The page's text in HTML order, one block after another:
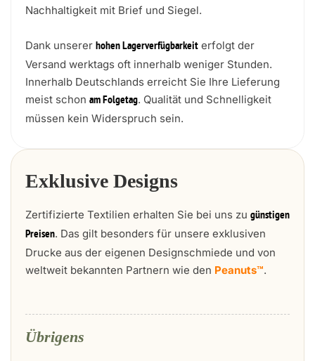
Nachhaltigkeit mit Brief und Siegel.
Dank unserer hohen Lagerverfügbarkeit erfolgt der
Versand werktags oft innerhalb weniger Stunden.
Innerhalb Deutschlands erreicht Sie Ihre Lieferung
meist schon am Folgetag. Qualität und Schnelligkeit
müssen kein Widerspruch sein.
Exklusive Designs
Zertifizierte Textilien erhalten Sie bei uns zu günstigen
Preisen. Das gilt besonders für unsere exklusiven
Drucke aus der eigenen Designschmiede und von
weltweit bekannten Partnern wie den Peanuts™.
Übrigens